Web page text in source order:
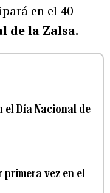
en el 40
de la Zalsa.
el Día Nacional de
vez en el